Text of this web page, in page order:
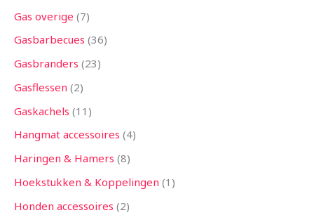
Gas overige 7
Gasbarbecues 36
Gasbranders 23
Gasflessen 2
Gaskachels 11
Hangmat accessoires 4
Haringen & Hamers 8
Hoekstukken & Koppelingen 1
Honden accessoires 2